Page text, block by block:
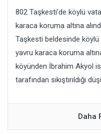
802 Taşkesti’de köylü
karaca koruma altına
Taşkesti beldesinde
yavru karaca koruma
köyünden İbrahim Akyol
tarafından sıkıştırıldığı
Daha